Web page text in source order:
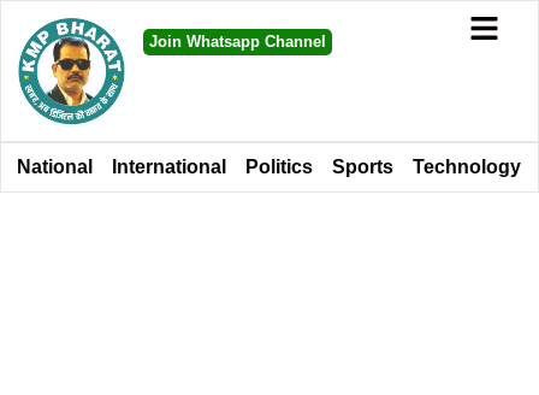
Join Whatsapp Channel
National International Politics Sports Technology